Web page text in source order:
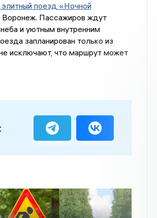
элитный поезд «Ночной
Пассажиров ждут
и уютным внутренним
запланирован только из
исключают, что маршрут может